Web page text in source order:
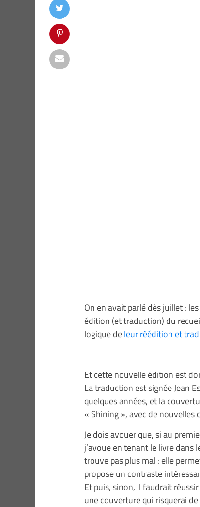
On en avait parlé dès juillet :
édition (et traduction) du
logique deleur réédition et
Et cette nouvelle édition est
La traduction est signée Jean
quelques années, et la
« Shining », avec de nouvelles
Je dois avouer que, si au
j’avoue en tenant le livre dans
trouve pas plus mal : elle
propose un contraste
Et puis, sinon, il faudrait
une couverture qui risquerai